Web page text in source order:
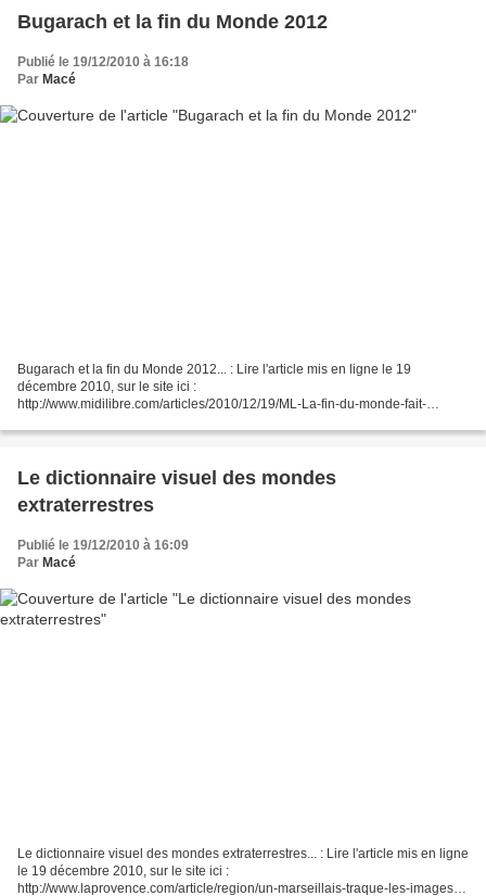
Bugarach et la fin du Monde 2012
Publié le 19/12/2010 à 16:18
Par Macé
Bugarach et la fin du Monde 2012... : Lire l'article mis en ligne le 19
décembre 2010, sur le site ici :
http://www.midilibre.com/articles/2010/12/19/ML-La-fin-du-monde-fait-
le...
Le dictionnaire visuel des mondes
extraterrestres
Publié le 19/12/2010 à 16:09
Par Macé
Le dictionnaire visuel des mondes extraterrestres... : Lire l'article mis en ligne
le 19 décembre 2010, sur le site ici :
http://www.laprovence.com/article/region/un-marseillais-traque-les-images-